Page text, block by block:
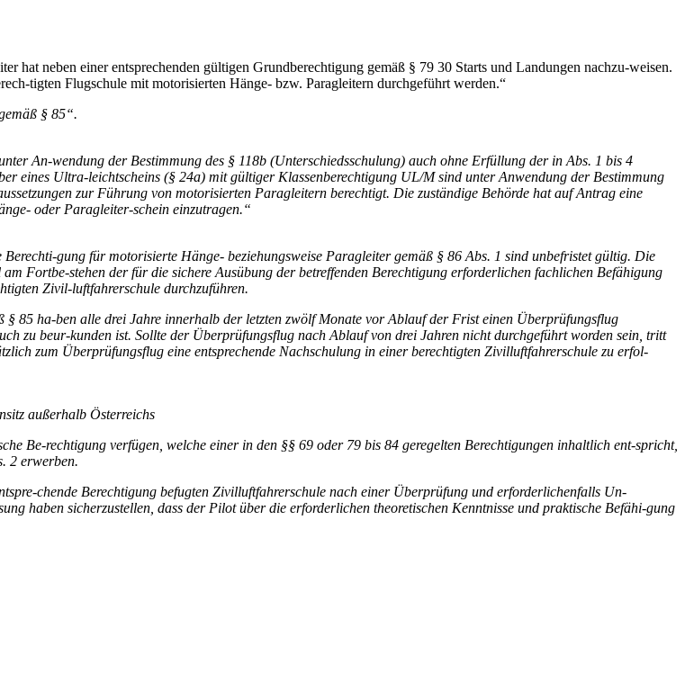
hat neben einer entsprechenden gültigen Grundberechtigung gemäß § 79 30 Starts und Landungen nachzu-weisen.
tigten Flugschule mit motorisierten Hänge- bzw. Paragleitern durchgeführt werden.“
§ 85“.
An-wendung der Bestimmung des § 118b (Unterschiedsschulung) auch ohne Erfüllung der in Abs. 1 bis 4
eines Ultra-leichtscheins (§ 24a) mit gültiger Klassenberechtigung UL/M sind unter Anwendung der Bestimmung
zur Führung von motorisierten Paragleitern berechtigt. Die zuständige Behörde hat auf Antrag eine
oder Paragleiter-schein einzutragen.“
gung für motorisierte Hänge- beziehungsweise Paragleiter gemäß § 86 Abs. 1 sind unbefristet gültig. Die
Fortbe-stehen der für die sichere Ausübung der betreffenden Berechtigung erforderlichen fachlichen Befähigung
Zivil-luftfahrerschule durchzuführen.
85 ha-ben alle drei Jahre innerhalb der letzten zwölf Monate vor Ablauf der Frist einen Überprüfungsflug
zu beur-kunden ist. Sollte der Überprüfungsflug nach Ablauf von drei Jahren nicht durchgeführt worden sein, tritt
zum Überprüfungsflug eine entsprechende Nachschulung in einer berechtigten Zivilluftfahrerschule zu erfol-
außerhalb Österreichs
Be-rechtigung verfügen, welche einer in den §§ 69 oder 79 bis 84 geregelten Berechtigungen inhaltlich ent-spricht,
2 erwerben.
chende Berechtigung befugten Zivilluftfahrerschule nach einer Überprüfung und erforderlichenfalls Un-
haben sicherzustellen, dass der Pilot über die erforderlichen theoretischen Kenntnisse und praktische Befähi-gung